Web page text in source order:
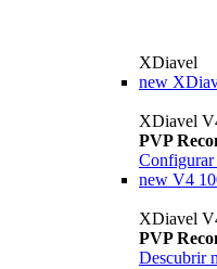
XDiavel
new
XDiavel
PVP
Configurar
new V4
XDiavel
PVP
Descubrir